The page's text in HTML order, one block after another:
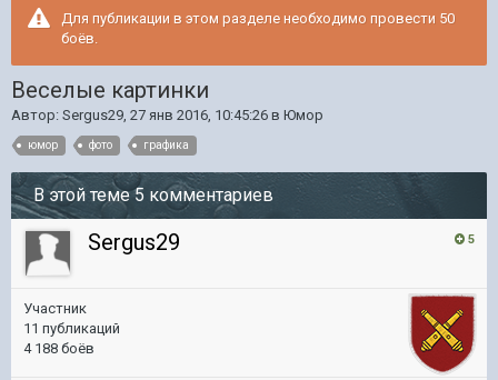
Для публикации в этом разделе необходимо провести 50
боёв.
Веселые картинки
Автор: Sergus29, 27 янв 2016, 10:45:26 в Юмор
юмор фото графика
В этой теме 5 комментариев
5
Sergus29
Участник
11 публикаций
4 188 боёв